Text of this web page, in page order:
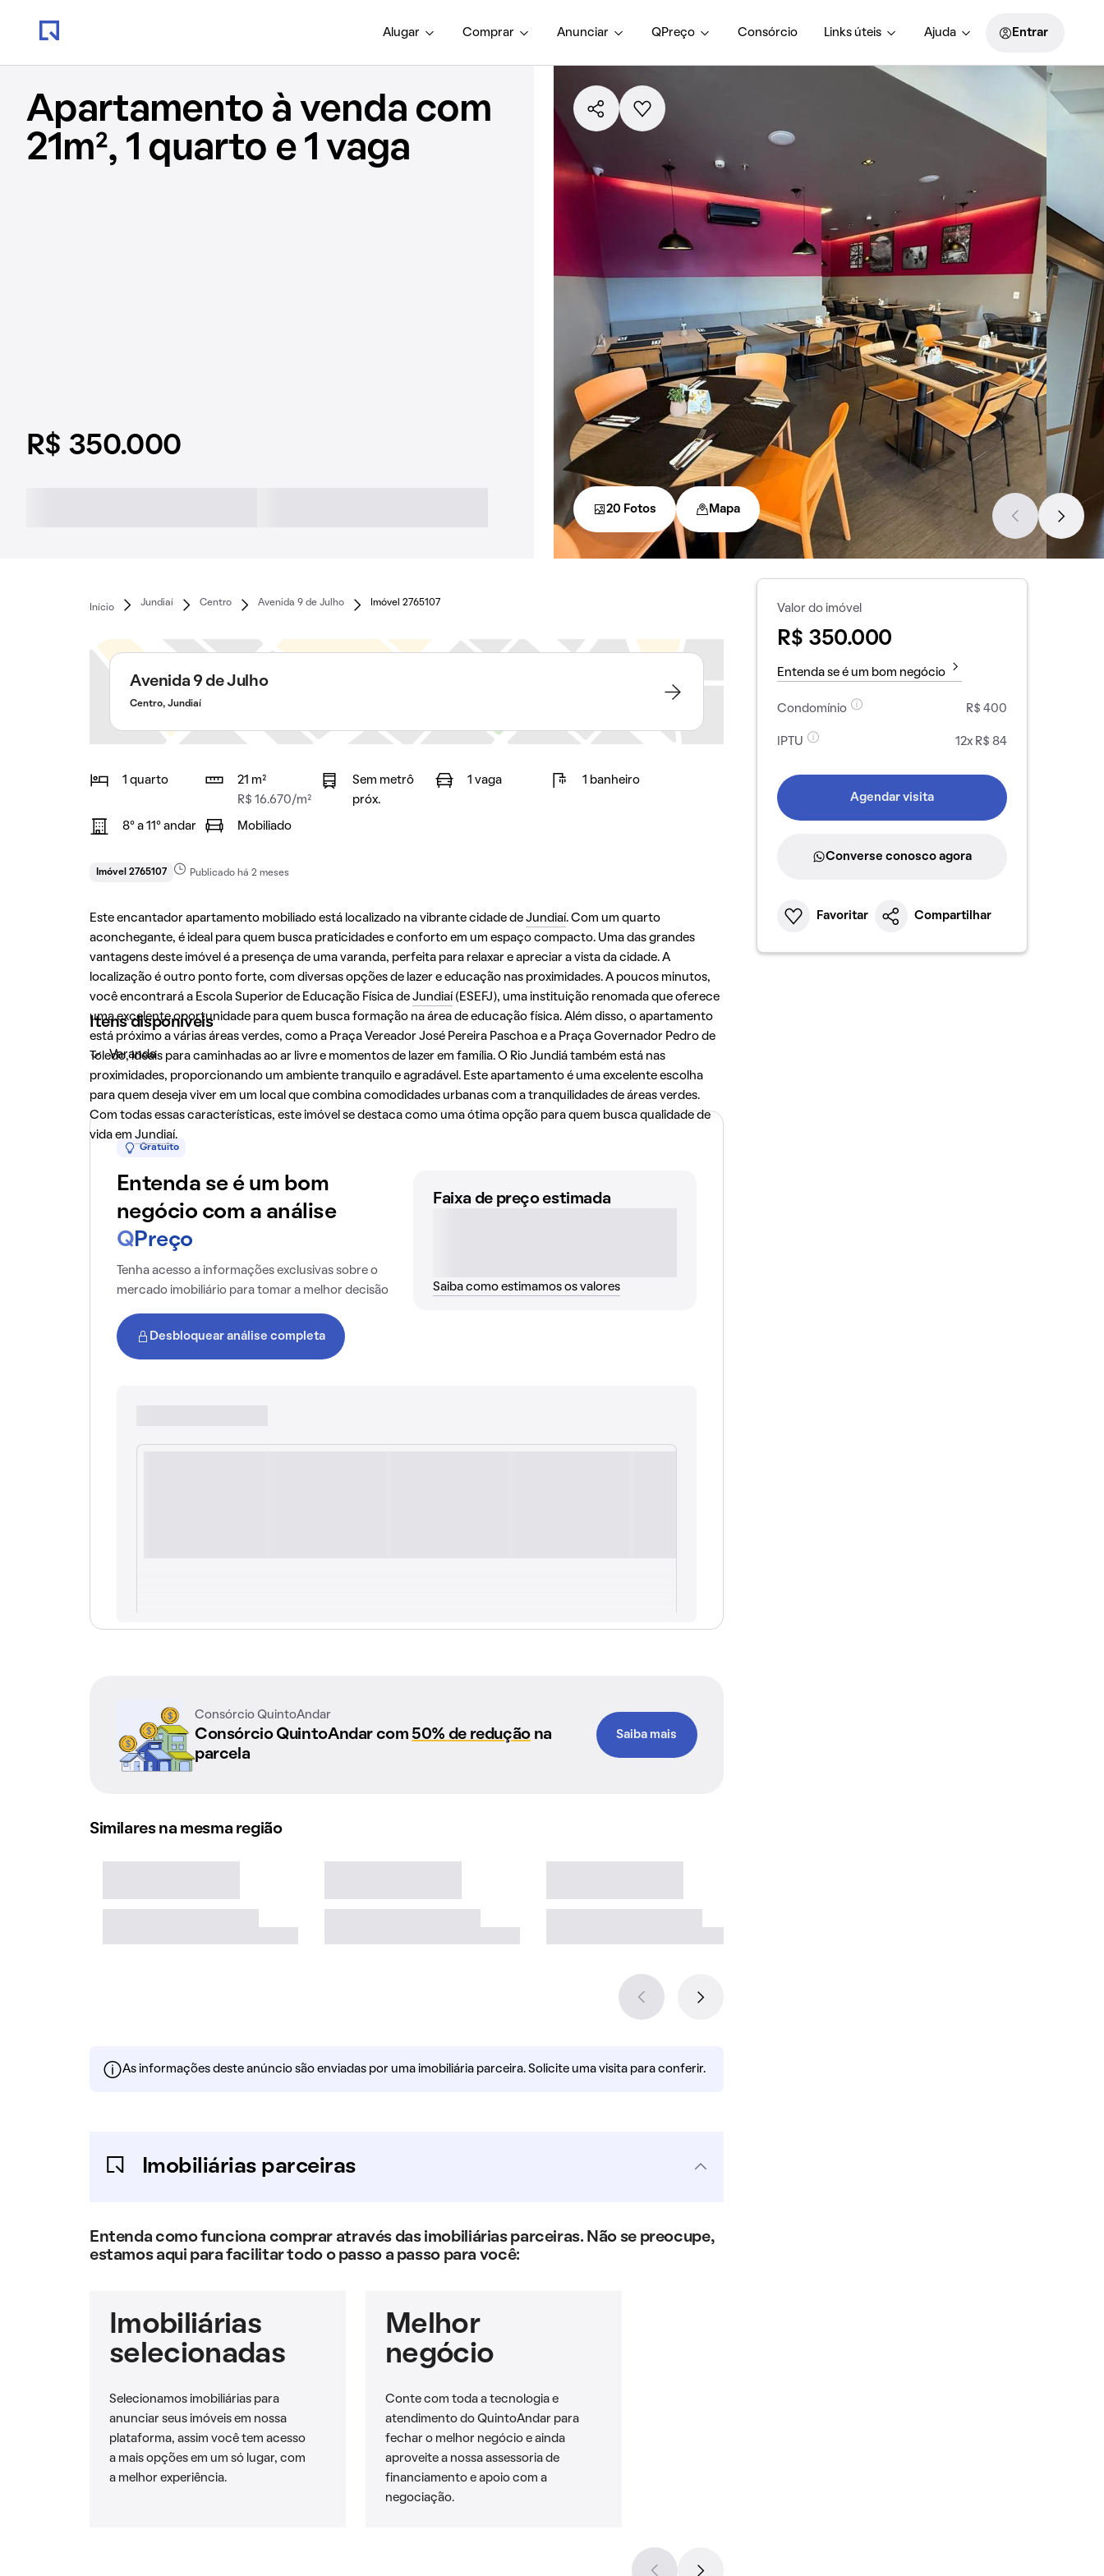
Alugar Comprar Anunciar QPreço Consórcio Links úteis Ajuda Entrar
Apartamento à venda com
21m², 1 quarto e 1 vaga
R$ 350.000
20 Fotos Mapa
Início
Jundiaí Centro Avenida 9 de Julho Imóvel 2765107
Avenida 9 de Julho
Centro, Jundiaí
1 quarto
21 m²
R$ 16.670/m²
Sem metrô
próx.
1 vaga 1 banheiro
8° a 11° andar Mobiliado
Imóvel 2765107 Publicado há 2 meses
Este encantador apartamento mobiliado está localizado na vibrante cidade de Jundiaí. Com um quarto
aconchegante, é ideal para quem busca praticidades e conforto em um espaço compacto. Uma das grandes
vantagens deste imóvel é a presença de uma varanda, perfeita para relaxar e apreciar a vista da cidade. A
localização é outro ponto forte, com diversas opções de lazer e educação nas proximidades. A poucos minutos,
você encontrará a Escola Superior de Educação Física de Jundiaí(ESEFJ), uma instituição renomada que oferece
uma excelente oportunidade para quem busca formação na área de educação física. Além disso, o apartamento
está próximo a várias áreas verdes, como a Praça Vereador José Pereira Paschoa e a Praça Governador Pedro de
Toledo, ideais para caminhadas ao ar livre e momentos de lazer em família. O Rio Jundiá também está nas
proximidades, proporcionando um ambiente tranquilo e agradável. Este apartamento é uma excelente escolha
para quem deseja viver em um local que combina comodidades urbanas com a tranquilidades de áreas verdes.
Com todas essas características, este imóvel se destaca como uma ótima opção para quem busca qualidade de
vida em Jundiaí.
Itens disponíveis
Varanda
Gratuito
Entenda se é um bom
negócio com a análise
Q Preço
Tenha acesso a informações exclusivas sobre o
mercado imobiliário para tomar a melhor decisão
Desbloquear análise completa
Faixa de preço estimada
Saiba como estimamos os valores
Consórcio QuintoAndar
Consórcio QuintoAndar com 50% de reduçãona
parcela
Saiba mais
Similares na mesma região
As informações deste anúncio são enviadas por uma imobiliária parceira. Solicite uma visita para conferir.
Imobiliárias parceiras
Entenda como funciona comprar através das imobiliárias parceiras. Não se preocupe,
estamos aqui para facilitar todo o passo a passo para você:
Imobiliárias
selecionadas
Selecionamos imobiliárias para
anunciar seus imóveis em nossa
plataforma, assim você tem acesso
a mais opções em um só lugar, com
a melhor experiência.
Melhor
negócio
Conte com toda a tecnologia e
atendimento do QuintoAndar para
fechar o melhor negócio e ainda
aproveite a nossa assessoria de
financiamento e apoio com a
negociação.
Valor do imóvel
R$ 350.000
Entenda se é um bom negócio
Condomínio R$ 400
IPTU 12x R$ 84
Agendar visita
Converse conosco agora
Favoritar Compartilhar